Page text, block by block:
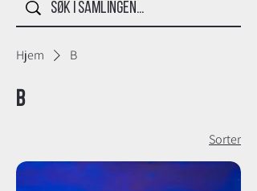
Hjem B
B
Sorter